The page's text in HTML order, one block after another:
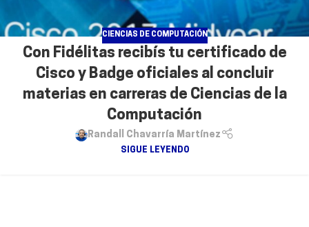
CIENCIAS DE COMPUTACIÓN
Con Fidélitas recibís tu certificado de
Cisco y Badge oficiales al concluir
materias en carreras de Ciencias de la
Computación
Randall Chavarría Martínez
SIGUE LEYENDO